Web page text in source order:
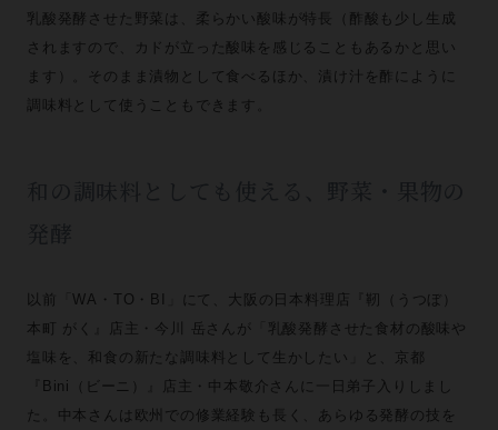
乳酸発酵させた野菜は、柔らかい酸味が特長（酢酸も少し生成
されますので、カドが立った酸味を感じることもあるかと思い
ます）。そのまま漬物として食べるほか、漬け汁を酢にように
調味料として使うこともできます。
以前「WA・TO・BI」にて、大阪の日本料理店『靭（うつぼ）
本町 がく』店主・今川 岳さんが「乳酸発酵させた食材の酸味や
塩味を、和食の新たな調味料として生かしたい」と、京都
『Bini（ビーニ）』店主・中本敬介さんに一日弟子入りしまし
た。中本さんは欧州での修業経験も長く、あらゆる発酵の技を